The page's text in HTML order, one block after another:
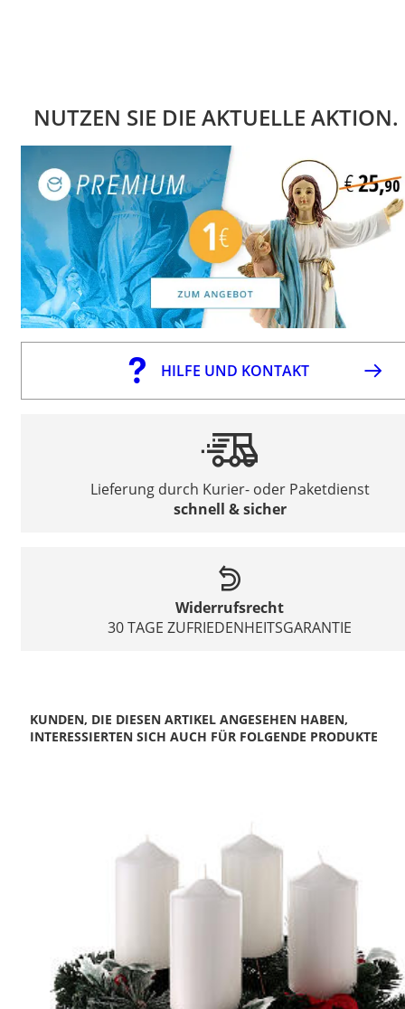
NUTZEN SIE DIE AKTUELLE AKTION.
HILFE UND KONTAKT
Lieferung durch Kurier- oder Paketdienst
schnell & sicher
Widerrufsrecht
30 TAGE ZUFRIEDENHEITSGARANTIE
KUNDEN, DIE DIESEN ARTIKEL ANGESEHEN HABEN,
INTERESSIERTEN SICH AUCH FÜR FOLGENDE PRODUKTE